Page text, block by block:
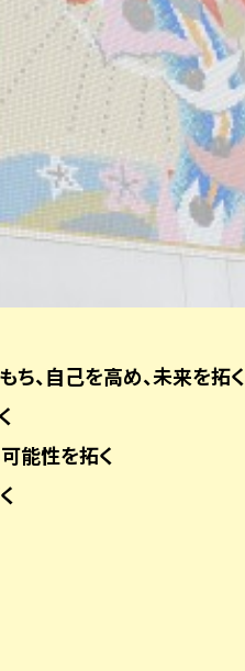
ち、自己を高め、未来を拓く
性を拓く